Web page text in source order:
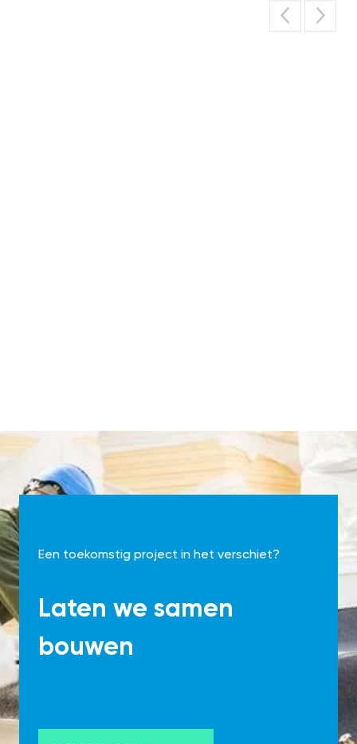
Een toekomstig project in het verschiet?
Laten we samen
bouwen